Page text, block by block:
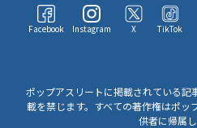
Facebook Instagram X TikTok
ポップアスリートに掲載されている記
載を禁じます。すべての著作権はポッ
供者に帰属し